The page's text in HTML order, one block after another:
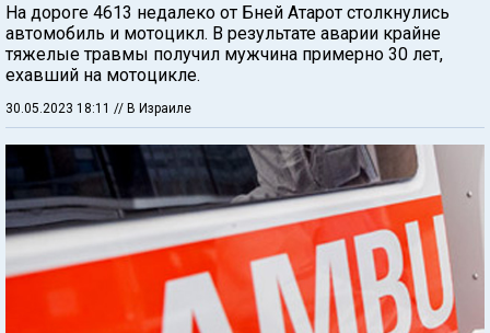
На дороге 4613 недалеко от Бней Атарот столкнулись
автомобиль и мотоцикл. В результате аварии крайне
тяжелые травмы получил мужчина примерно 30 лет,
ехавший на мотоцикле.
30.05.2023 18:11 // В Израиле